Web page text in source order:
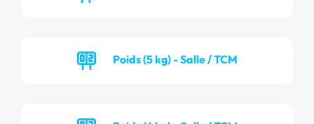
Poids (5 kg) - Salle / TCM